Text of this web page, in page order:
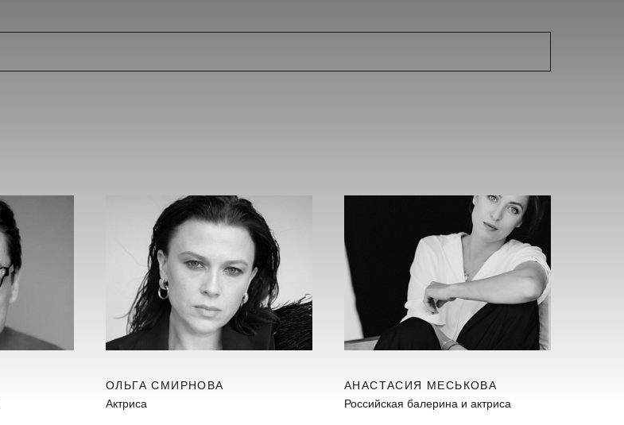
ОЛЬГА СМИРНОВА
Актриса
АНАСТАСИЯ МЕСЬКОВА
Российская балерина и актриса